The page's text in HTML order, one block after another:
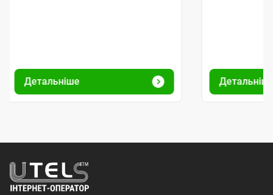
Детальніше